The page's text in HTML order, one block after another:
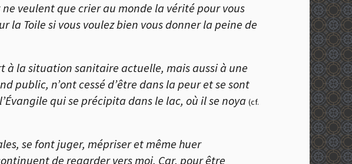
veulent que crier au monde la vérité pour vous
la Toile si vous voulez bien vous donner la peine de
à la situation sanitaire actuelle, mais aussi à une
public, n’ont cessé d’être dans la peur et se sont
Évangile qui se précipita dans le lac, où il se noya (cf.
se font juger, mépriser et même huer
de regarder vers moi. Car, pour être